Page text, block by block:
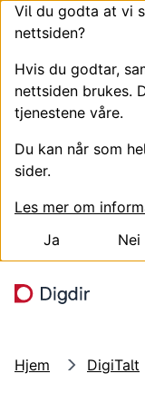
Vil du godta at vi
nettsiden?
Hvis du godtar,
nettsiden brukes.
tjenestene våre.
Du kan når som
sider.
Les mer om
Ja
Nei
Hjem DigiTalt